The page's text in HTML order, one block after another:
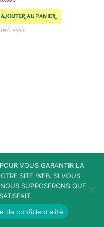
AJOUTER AU PANIER
CLASSÉ
VOUS GARANTIR LA
SITE WEB. SI VOUS
SUPPOSERONS QUE
de confidentialité